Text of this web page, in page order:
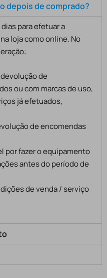
depois de comprado?
para efetuar a
loja como online. No
de
ou com marcas de uso,
já efetuados,
de encomendas
por fazer o equipamento
antes do período de
de venda / serviço